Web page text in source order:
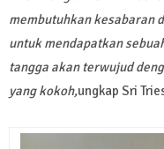
membutuhkan kesabaran
untuk mendapatkan
tangga akan terwujud
yang kokoh,ungkap Sri